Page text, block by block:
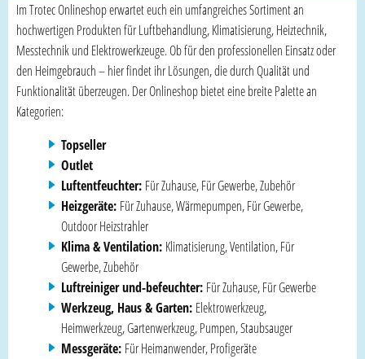
Im Trotec Onlineshop erwartet euch ein umfangreiches Sortiment an
hochwertigen Produkten für Luftbehandlung, Klimatisierung, Heiztechnik,
Messtechnik und Elektrowerkzeuge. Ob für den professionellen Einsatz oder
den Heimgebrauch – hier findet ihr Lösungen, die durch Qualität und
Funktionalität überzeugen. Der Onlineshop bietet eine breite Palette an
Kategorien:
Topseller
Outlet
Luftentfeuchter: Für Zuhause, Für Gewerbe, Zubehör
Heizgeräte: Für Zuhause, Wärmepumpen, Für Gewerbe,
Outdoor Heizstrahler
Klima & Ventilation: Klimatisierung, Ventilation, Für
Gewerbe, Zubehör
Luftreiniger und-befeuchter: Für Zuhause, Für Gewerbe
Werkzeug, Haus & Garten: Elektrowerkzeug,
Heimwerkzeug, Gartenwerkzeug, Pumpen, Staubsauger
Messgeräte: Für Heimanwender, Profigeräte